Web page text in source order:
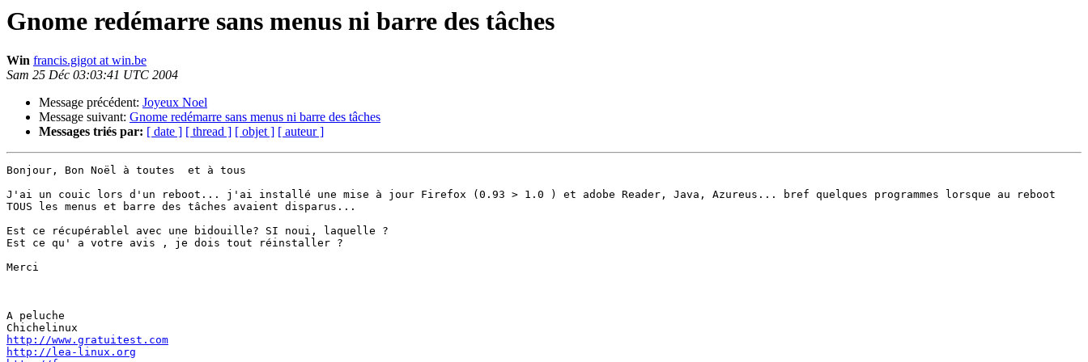
Gnome redémarre sans menus ni barre des tâches
Win francis.gigot at win.be
Sam 25 Déc 03:03:41 UTC 2004
Message précédent: Joyeux Noel
Message suivant: Gnome redémarre sans menus ni barre des tâches
Messages triés par: [ date ] [ thread ] [ objet ] [ auteur ]
Bonjour, Bon Noël à toutes  et à tous
J'ai un couic lors d'un reboot... j'ai installé une mise à jour Firefox (0.93 > 1.0 ) et adobe Reader, Java, Azureus... bref quelques programmes lorsque au reboot
TOUS les menus et barre des tâches avaient disparus...
Est ce récupérablel avec une bidouille? SI noui, laquelle ?
Est ce qu' a votre avis , je dois tout réinstaller ?
Merci
A peluche
http://www.gratuitest.com
http://lea-linux.org